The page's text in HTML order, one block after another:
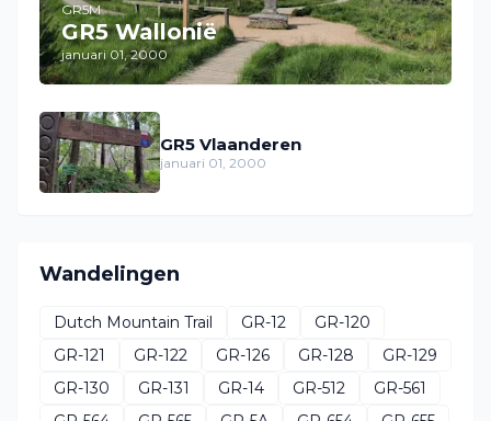
GR5M
GR5 Wallonië
januari 01, 2000
GR5 Vlaanderen
januari 01, 2000
Wandelingen
Dutch Mountain Trail GR-12
GR-120
GR-121
GR-122 GR-126 GR-128
GR-129
GR-130
GR-131 GR-14 GR-512
GR-561